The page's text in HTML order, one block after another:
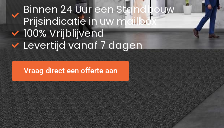
Binnen 24 Uur een Standbouw
Prijsindicatie in uw mailbox
100% Vrijblijvend
Levertijd vanaf 7 dagen
Vraag direct een offerte aan